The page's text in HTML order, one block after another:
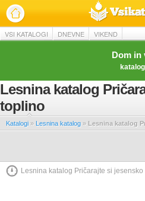
VSI KATALOGI DNEVNE VIKEND
Dom in
Lesnina katalog
toplino
Katalogi » Lesnina katalog » Lesnina katalog
Lesnina katalog Pričarajte si